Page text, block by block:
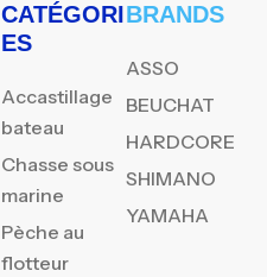
CATÉGORI
ES
Accastillage
bateau
Chasse sous
marine
Pèche au
flotteur
BRANDS
ASSO
BEUCHAT
HARDCORE
SHIMANO
YAMAHA